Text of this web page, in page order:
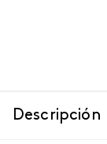
Descripción